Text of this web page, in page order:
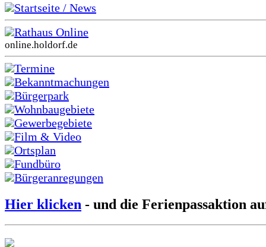
Startseite / News
Rathaus Online
online.holdorf.de
Termine
Bekanntmachungen
Bürgerpark
Wohnbaugebiete
Gewerbegebiete
Film & Video
Ortsplan
Fundbüro
Bürgeranregungen
Hier klicken - und die Ferienpassaktion